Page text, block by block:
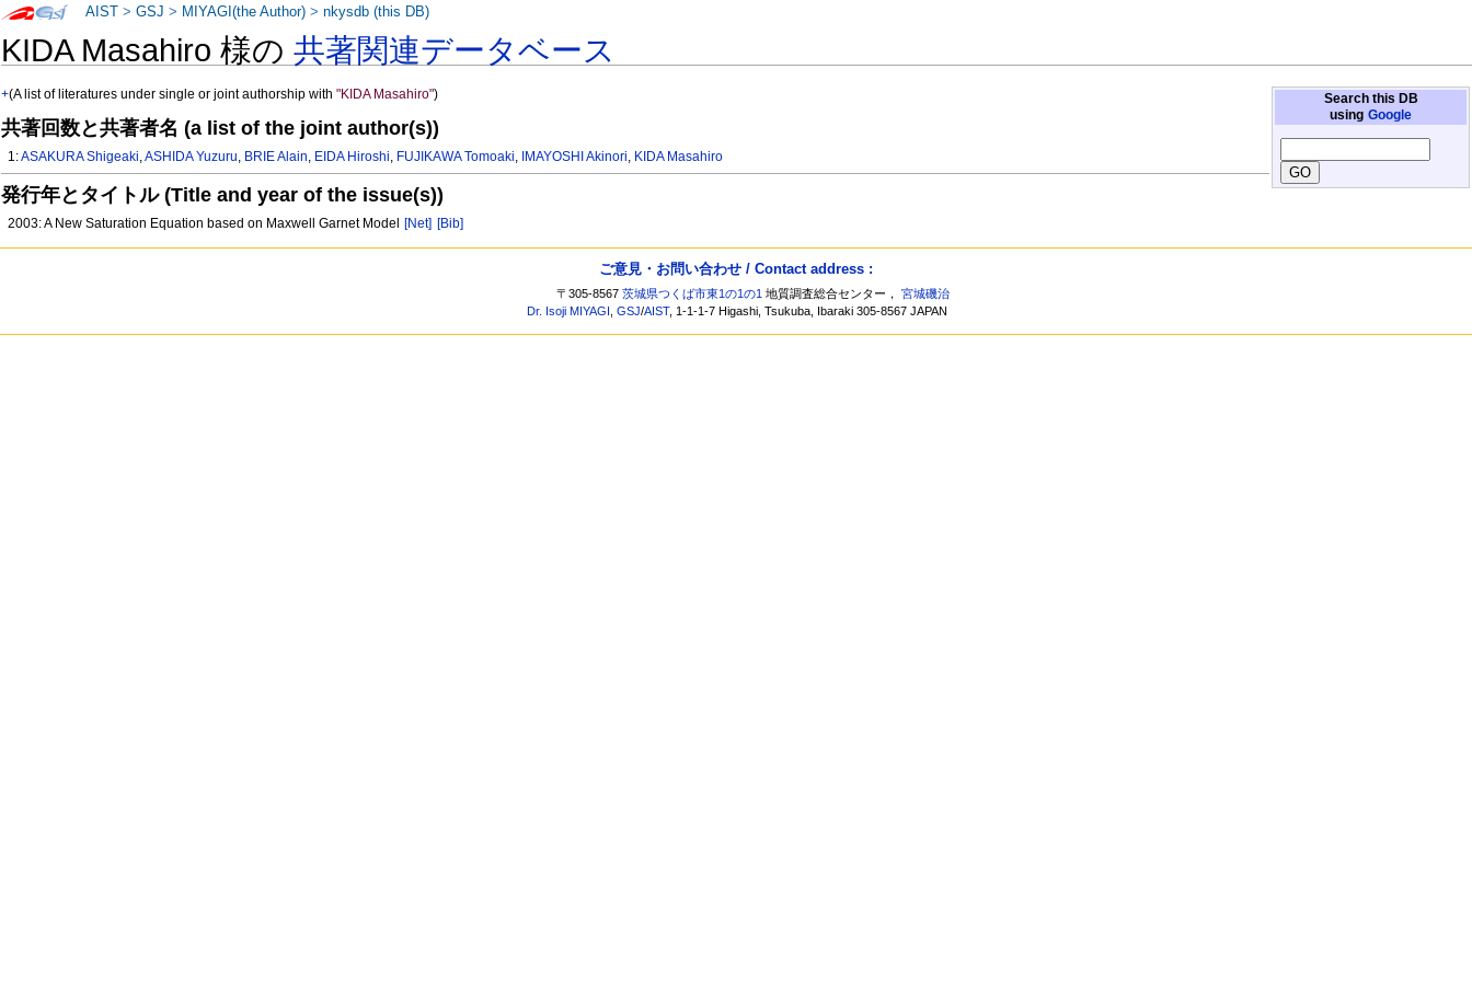
KIDA Masahiro 様の共著関連データベース
Search this DB
using Google
+(A list of literatures under single or joint authorship with"KIDA Masahiro")
共著回数と共著者名 (a list of the joint author(s))
1:ASAKURA Shigeaki,ASHIDA Yuzuru, BRIE Alain, EIDA Hiroshi, FUJIKAWA Tomoaki, IMAYOSHI Akinori, KIDA Masahiro
発行年とタイトル (Title and year of the issue(s))
2003: A New Saturation Equation based on Maxwell Garnet Model [Net] [Bib]
AIST >GSJ > MIYAGI(the Author) >nkysdb (this DB)
ご意見・お問い合わせ / Contact address :
〒305-8567茨城県つくば市東1の1の1 地質調査総合センター，宮城磯治
Dr. Isoji MIYAGI ,GSJ/AIST, 1-1-1-7 Higashi, Tsukuba, Ibaraki 305-8567 JAPAN